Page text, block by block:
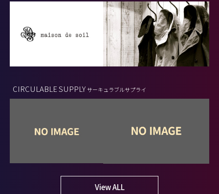
CIRCULABLE SUPPLYサーキュラブルサプライ
View ALL